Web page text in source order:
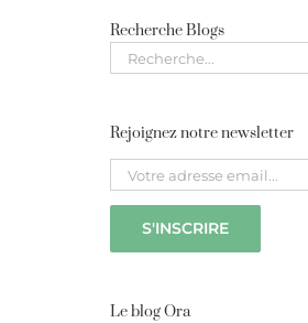
Recherche Blogs
Recherche
pour
Rejoignez notre newsletter
Please leave this field empty.
Le blog Ora